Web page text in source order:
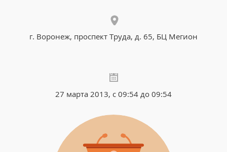
г. Воронеж, проспект Труда, д. 65, БЦ Мегион
27 марта 2013, с 09:54 до 09:54